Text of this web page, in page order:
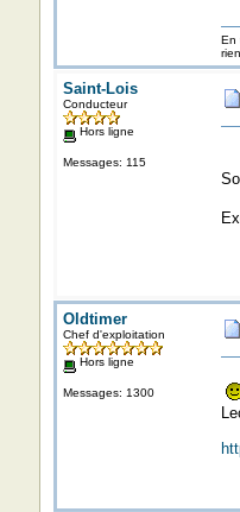
En
Saint-Lois
Conducteur
Hors ligne
Messages: 115
Oldtimer
Chef d'exploitation
Hors ligne
Messages: 1300